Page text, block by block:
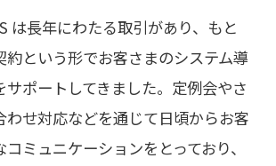
は長年にわたる取引があり、もと
約という形でお客さまのシステム導
サポートしてきました。定例会やさ
わせ対応などを通じて日頃からお客
ミュニケーションをとっており、